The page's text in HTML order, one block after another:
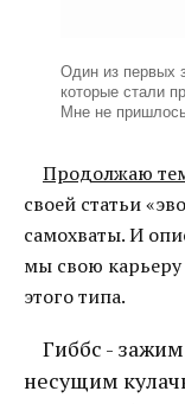
Один из первых
которые стали
Мне не
Продолжаю
своей статьи
самохваты. И
мы свою карьеру
этого типа.
Гиббс - зажим
несущим